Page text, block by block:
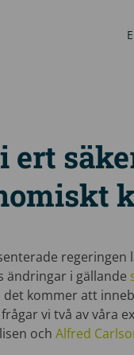
ert
regeringen
ändringar i gällande
kommer att
vi två av våra
ochAlfred